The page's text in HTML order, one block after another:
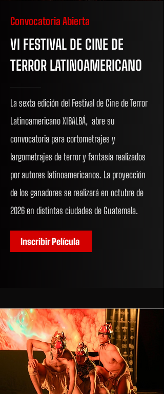
Convocatoria Abierta
VI FESTIVAL DE CINE DE
TERROR LATINOAMERICANO
La sexta edición del Festival de Cine de Terror
Latinoamericano XIBALBÁ, abre su
convocatoria para cortometrajes y
largometrajes de terror y fantasía realizados
por autores latinoamericanos. La proyección
de los ganadores se realizará en octubre de
2026 en distintas ciudades de Guatemala.
Inscribir Película